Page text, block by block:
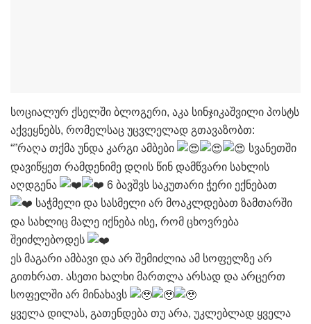
სოციალურ ქსელში ბლოგერი, აკა სინჯიკაშვილი პოსტს
აქვეყნებს, რომელსაც უცვლელად გთავაზობთ:
“”რაღა თქმა უნდა კარგი ამბები
სვანეთში
დავიწყეთ რამდენიმე დღის წინ დამწვარი სახლის
აღდგენა
6 ბავშვს საკუთარი ჭერი ექნებათ
საჭმელი და სასმელი არ მოაკლდებათ ზამთარში
და სახლიც მალე იქნება ისე, რომ ცხოვრება
შეიძლებოდეს
ეს მაგარი ამბავი და არ შემიძლია ამ სოფელზე არ
გითხრათ. ასეთი ხალხი მართლა არსად და არცერთ
სოფელში არ მინახავს
ყველა დილას, გათენდება თუ არა, უკლებლად ყველა